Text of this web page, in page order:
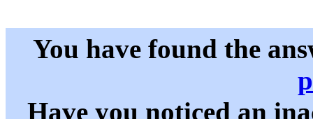
You have found the
Have you noticed an